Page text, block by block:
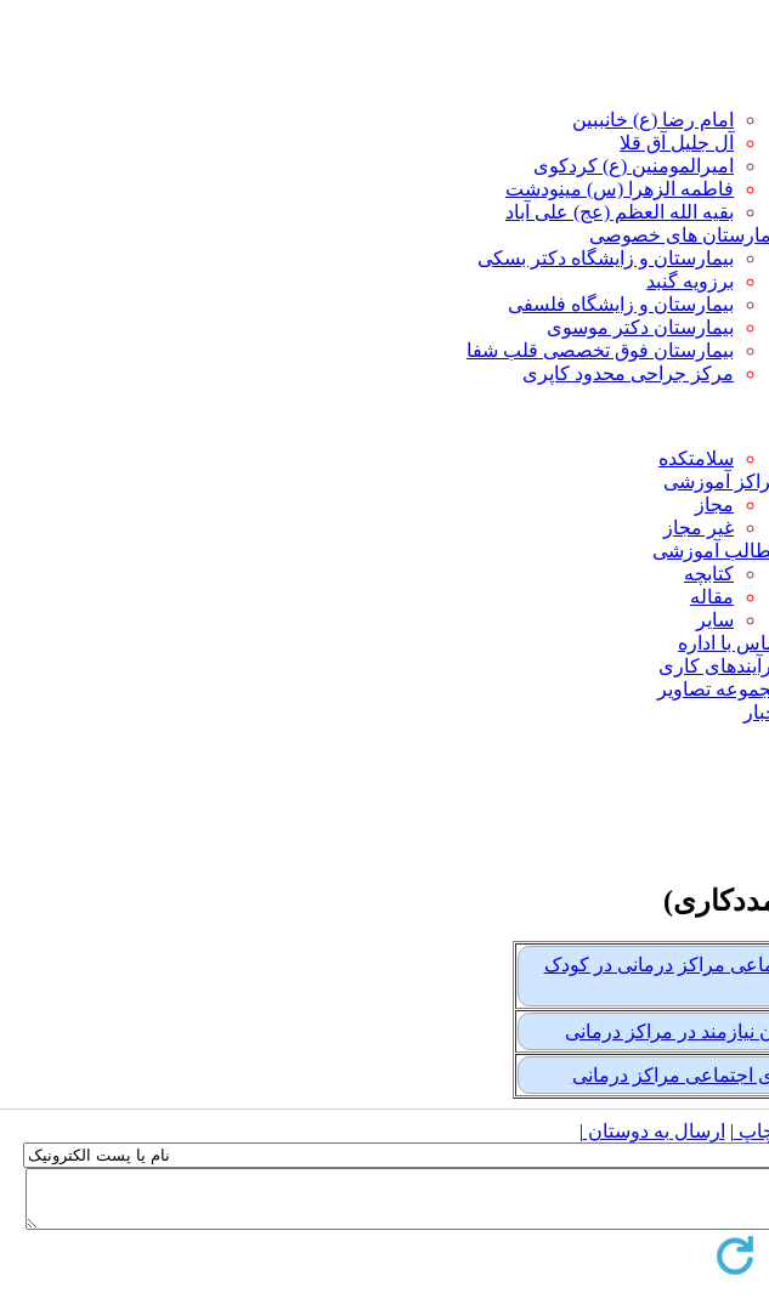
امام رضا (ع) خانببین
آل جلیل آق قلا
امیرالمومنین (ع) کردکوی
فاطمه الزهرا (س) مینودشت
بقیه الله العظم (عج) علی آباد
های خصوصی
بیمارستان و زایشگاه دکتر بسکی
برزویه گنبد
بیمارستان و زایشگاه فلسفی
بیمارستان دکتر موسوی
بیمارستان فوق تخصصی قلب شفا
مرکز جراحی محدود کاپری
سلامتکده
آموزشی
مجاز
غیر مجاز
آموزشی
کتابچه
مقاله
سایر
با اداره
کاری
تصاویر
مراکز درمانی در کودک
در مراکز درمانی
اجتماعی مراکز درمانی
| ارسال به دوستان |